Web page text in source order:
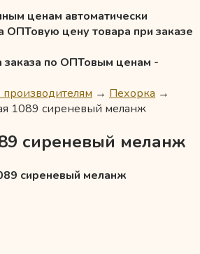
ценам автоматически
ОПТовую цену товара при заказе
заказа по ОПТовым ценам -
→ Пехорка →
1089 сиреневый меланж
сиреневый меланж
сиреневый меланж